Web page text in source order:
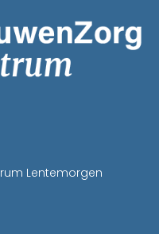
Lentemorgen